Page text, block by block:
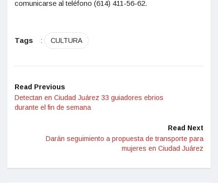
comunicarse al teléfono (614) 411-56-62.
Tags : CULTURA
Read Previous
Detectan en Ciudad Juárez 33 guiadores ebrios
durante el fin de semana
Read Next
Darán seguimiento a propuesta de transporte para
mujeres en Ciudad Juárez